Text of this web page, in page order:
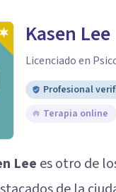
Kasen Lee
Licenciado en
Profesional
Terapia online
Lee es otro de